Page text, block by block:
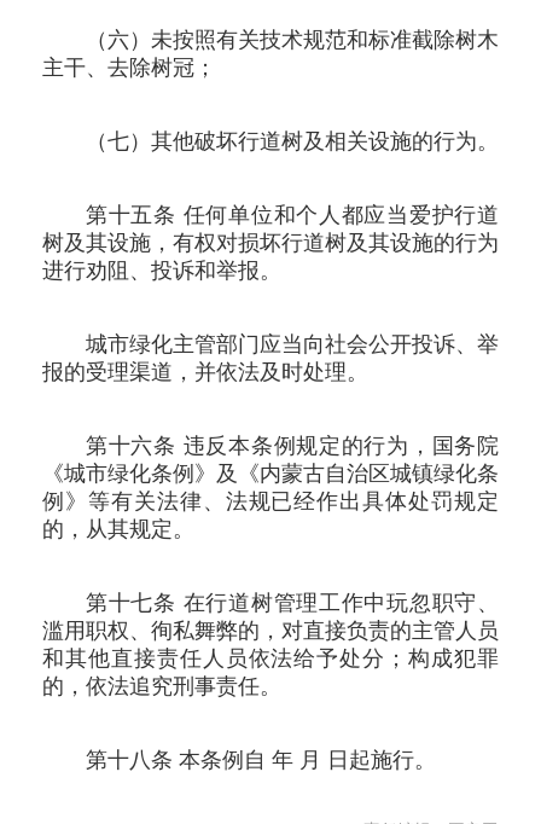
（六）未按照有关技术规范和标准截除树木
主干、去除树冠；
（七）其他破坏行道树及相关设施的行为。
第十五条 任何单位和个人都应当爱护行道
树及其设施，有权对损坏行道树及其设施的行为
进行劝阻、投诉和举报。
城市绿化主管部门应当向社会公开投诉、举
报的受理渠道，并依法及时处理。
第十六条 违反本条例规定的行为，国务院
《城市绿化条例》及《内蒙古自治区城镇绿化条
例》等有关法律、法规已经作出具体处罚规定
的，从其规定。
第十七条 在行道树管理工作中玩忽职守、
滥用职权、徇私舞弊的，对直接负责的主管人员
和其他直接责任人员依法给予处分；构成犯罪
的，依法追究刑事责任。
第十八条 本条例自 年 月 日起施行。